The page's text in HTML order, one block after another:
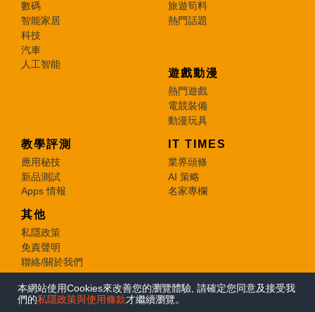
本網站使用Cookies來改善您的瀏覽體驗, 請確定您同意及接受我
們的私隱政策與使用條款才繼續瀏覽。
數碼
智能家居
科技
汽車
人工智能
旅遊筍料
熱門話題
遊戲動漫
熱門遊戲
電競裝備
動漫玩具
教學評測
應用秘技
新品測試
Apps 情報
IT TIMES
業界頭條
AI 策略
名家專欄
其他
私隱政策
免責聲明
聯絡/關於我們
© 2026 e-zone. All Rights Reserved.